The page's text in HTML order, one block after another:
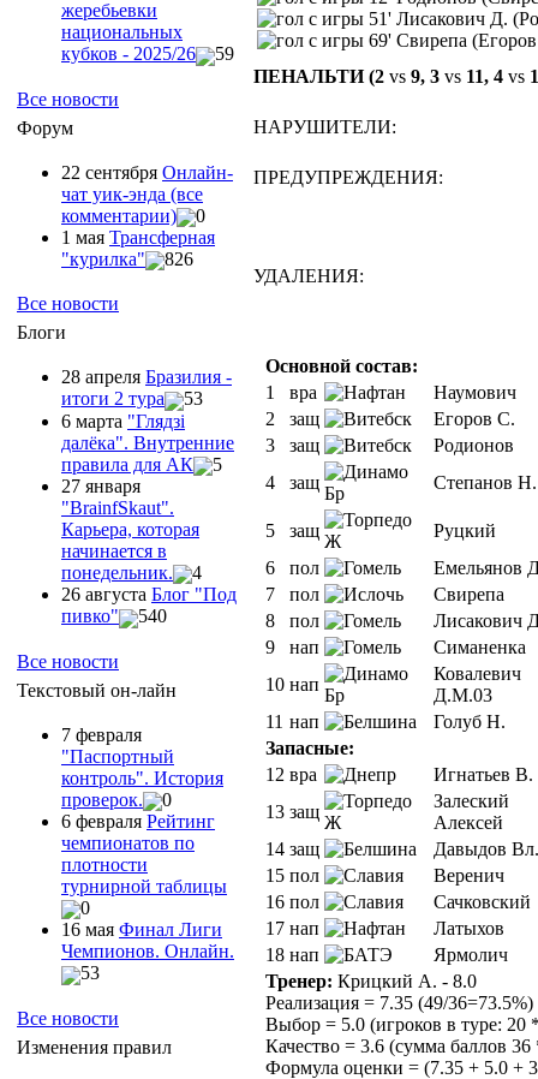
жеребьевки
национальных
кубков - 2025/26
59
Все новости
Форум
22 сентября Онлайн-
чат уик-энда (все
комментарии)
0
1 мая Трансферная
"курилка"
826
Все новости
Блоги
28 апреля Бразилия -
итоги 2 тура
53
6 марта "Глядзi
далёка". Внутренние
правила для АК
5
27 января
"ВrainfSkaut".
Карьера, которая
начинается в
понедельник.
4
26 августа Блог "Под
пивко"
540
Все новости
Текстовый он-лайн
7 февраля
"Паспортный
контроль". История
проверок.
0
6 февраля Рейтинг
чемпионатов по
плотности
турнирной таблицы
0
16 мая Финал Лиги
Чемпионов. Онлайн.
53
Все новости
Изменения правил
51' Лисакович Д.
69' Свирепа
ПЕНАЛЬТИ (2 vs 9, 3 vs 11, 4 vs
НАРУШИТЕЛИ:
ПРЕДУПРЕЖДЕНИЯ:
УДАЛЕНИЯ:
Основной состав:
1
вра
Наумович
2
защ
Егоров С.
3
защ
Родионов
4
защ Степанов Н.
5 защ
Руцкий
6
пол
Емельянов
7
пол
Свирепа
8
пол
Лисакович
9
нап
Симаненка
10 нап
Ковалевич
Д.М.03
11 нап
Голуб Н.
Запасные:
12 вра
Игнатьев В.
13 защ
Залеский
Алексей
14 защ
Давыдов Вл.
15 пол
Веренич
16 пол
Сачковский
17 нап
Латыхов
18 нап
Ярмолич
Тренер: Крицкий А. - 8.0
Реализация = 7.35 (49/36=73.5%)
Выбор = 5.0 (игроков в туре: 20
Качество = 3.6 (сумма баллов 36
Формула оценки = (7.35 + 5.0 +